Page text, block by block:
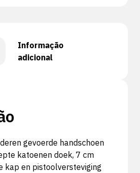
Informação
adicional
gevoerde handschoen
katoenen doek, 7 cm
kap en pistoolversteviging